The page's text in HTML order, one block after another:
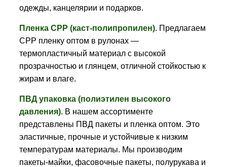
одежды, канцелярии и подарков.
Пленка CPP (каст-полипропилен).Предлагаем
CPP пленку оптом в рулонах —
термопластичный материал с высокой
прозрачностью и глянцем, отличной стойкостью к
жирам и влаге.
ПВД упаковка (полиэтилен высокого
давления).В нашем ассортименте
представлены ПВД пакеты и пленка оптом. Это
эластичные, прочные и устойчивые к низким
температурам материалы. Мы производим
пакеты-майки, фасовочные пакеты, полурукава и